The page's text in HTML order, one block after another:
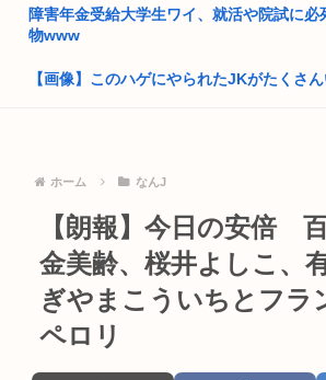
について...
ってな...
マシーン...
【映画悲報】日本(ジャップ)の映画界、完
女子高...
サッカーの日本人審判、韓国とつるみ不正
米農家「60kg作って1万8000円…コスト
障害年金受給大学生ワイ、就活や院試に必
物www
【画像】このハゲにやられたJKがたくさ
【パチ●コ】邪神ちゃんドロップキックの
自身のパソコンの中に宮沢りえや栗山千明
ンズブー...
【画像】最近のJKダンス部、迫力がすごい
ワイのせいで辞めたやつが3人もいたらしい
ホーム なんJ
【朗報】今日の安倍 百
金美齢、桜井よしこ、
ぎやまこういちとフラ
ペロリ